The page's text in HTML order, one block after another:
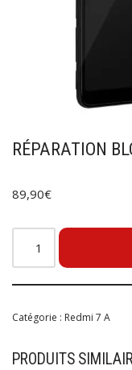
RÉPARATION
89,90€
Catégorie : Redmi 7 A
PRODUITS